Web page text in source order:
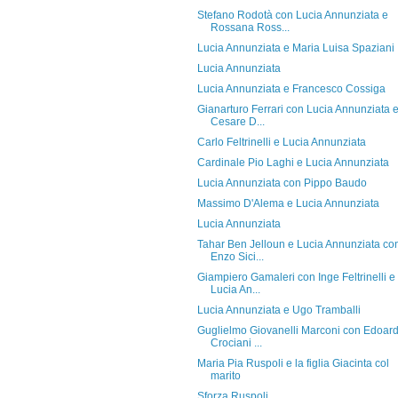
Stefano Rodotà con Lucia Annunziata e
Rossana Ross...
Lucia Annunziata e Maria Luisa Spaziani
Lucia Annunziata
Lucia Annunziata e Francesco Cossiga
Gianarturo Ferrari con Lucia Annunziata e
Cesare D...
Carlo Feltrinelli e Lucia Annunziata
Cardinale Pio Laghi e Lucia Annunziata
Lucia Annunziata con Pippo Baudo
Massimo D'Alema e Lucia Annunziata
Lucia Annunziata
Tahar Ben Jelloun e Lucia Annunziata
Enzo Sici...
Giampiero Gamaleri con Inge Feltrinelli e
Lucia An...
Lucia Annunziata e Ugo Tramballi
Guglielmo Giovanelli Marconi con
Crociani ...
Maria Pia Ruspoli e la figlia Giacinta col
marito